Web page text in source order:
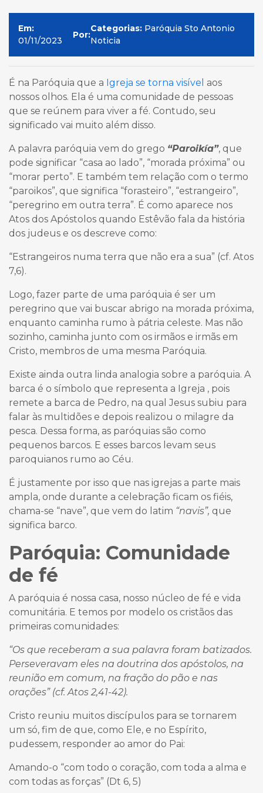
Em:
01/11/2023
Por:
Categorias: Paróquia Sto Antonio
Noticia
É na Paróquia que a Igreja se torna visível aos
nossos olhos. Ela é uma comunidade de pessoas
que se reúnem para viver a fé. Contudo, seu
significado vai muito além disso.
A palavra paróquia vem do grego “Paroikía”, que
pode significar “casa ao lado”, “morada próxima” ou
“morar perto”. E também tem relação com o termo
“paroikos”, que significa “forasteiro”, “estrangeiro”,
“peregrino em outra terra”. É como aparece nos
Atos dos Apóstolos quando Estêvão fala da história
dos judeus e os descreve como:
“Estrangeiros numa terra que não era a sua” (cf. Atos
7,6).
Logo, fazer parte de uma paróquia é ser um
peregrino que vai buscar abrigo na morada próxima,
enquanto caminha rumo à pátria celeste. Mas não
sozinho, caminha junto com os irmãos e irmãs em
Cristo, membros de uma mesma Paróquia.
Existe ainda outra linda analogia sobre a paróquia. A
barca é o símbolo que representa a Igreja , pois
remete a barca de Pedro, na qual Jesus subiu para
falar às multidões e depois realizou o milagre da
pesca. Dessa forma, as paróquias são como
pequenos barcos. E esses barcos levam seus
paroquianos rumo ao Céu.
É justamente por isso que nas igrejas a parte mais
ampla, onde durante a celebração ficam os fiéis,
chama-se “nave”, que vem do latim “navis”, que
significa barco.
Paróquia: Comunidade
de fé
A paróquia é nossa casa, nosso núcleo de fé e vida
comunitária. E temos por modelo os cristãos das
primeiras comunidades:
“Os que receberam a sua palavra foram batizados.
Perseveravam eles na doutrina dos apóstolos, na
reunião em comum, na fração do pão e nas
orações” (cf. Atos 2,41-42).
Cristo reuniu muitos discípulos para se tornarem
um só, fim de que, como Ele, e no Espírito,
pudessem, responder ao amor do Pai:
Amando-o “com todo o coração, com toda a alma e
com todas as forças” (Dt 6, 5)